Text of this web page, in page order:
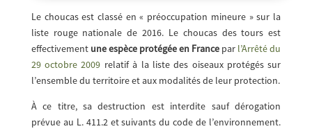
Le choucas est classé en « préoccupation mineure » sur la
liste rouge nationale de 2016. Le choucas des tours est
effectivement une espèce protégée en France par l’Arrêté du
29 octobre 2009 relatif à la liste des oiseaux protégés sur
l’ensemble du territoire et aux modalités de leur protection.
À ce titre, sa destruction est interdite sauf dérogation
prévue au L. 411.2 et suivants du code de l’environnement.